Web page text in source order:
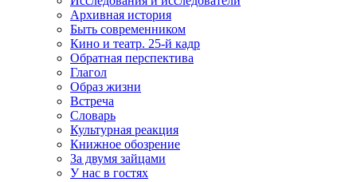
Архивная история
Быть современником
Кино и театр. 25-й кадр
Обратная перспектива
Глагол
Образ жизни
Встреча
Словарь
Культурная реакция
Книжное обозрение
За двумя зайцами
У нас в гостях